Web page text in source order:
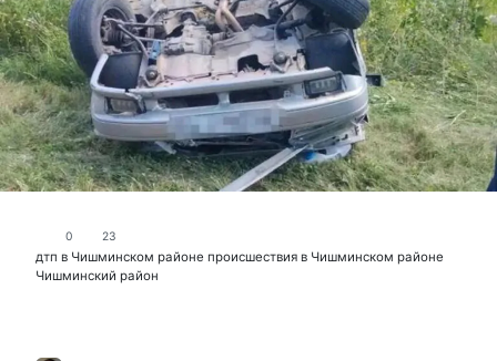
0 23
дтп в Чишминском районе происшествия в Чишминском районе
Чишминский район